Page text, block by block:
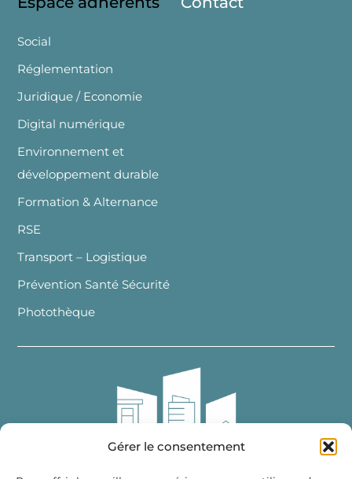
Gérer le consentement
Social
Réglementation
Juridique / Economie
Digital numérique
Environnement et
développement durable
Formation & Alternance
RSE
Transport – Logistique
Prévention Santé Sécurité
Photothèque